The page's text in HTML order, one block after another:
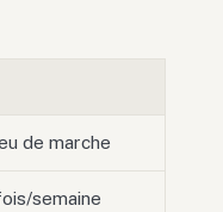
de marche
semaine